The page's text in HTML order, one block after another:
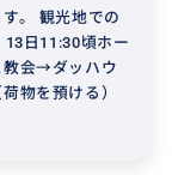
。 観光地での
日11:30頃ホー
教会→ダッハウ
物を預ける）